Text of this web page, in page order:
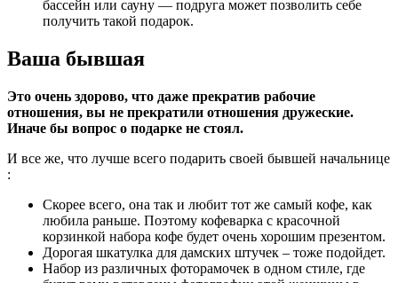
бассейн или сауну — подруга может позволить себе
получить такой подарок.
Ваша бывшая
Это очень здорово, что даже прекратив рабочие
отношения, вы не прекратили отношения дружеские.
Иначе бы вопрос о подарке не стоял.
И все же, что лучше всего подарить своей бывшей начальнице​
:
Скорее всего, она так и любит тот же самый кофе, как
любила раньше. Поэтому кофеварка с красочной
корзинкой набора кофе будет очень хорошим презентом.
Дорогая шкатулка для дамских штучек – тоже подойдет.
Набор из различных фоторамочек в одном стиле, где